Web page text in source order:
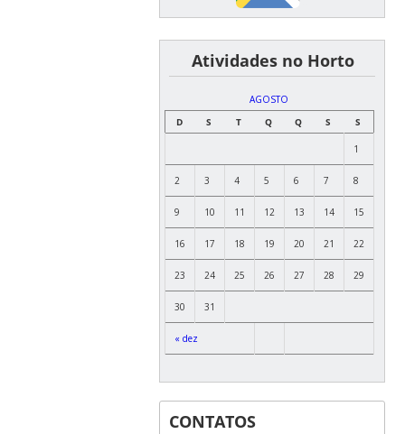
͏ ͏ ͏ ͏ ͏ ͏Atividades no Horto
AGOSTO
D
S T Q Q S S
« dez
1
2 3 4 5 6 7 8
9 10 11 12 13 14 15
16 17 18 19 20 21 22
23 24 25 26 27 28 29
30 31
CONTATOS